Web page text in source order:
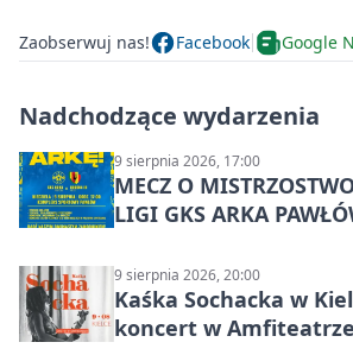
Zaobserwuj nas! Facebook Google
Nadchodzące wydarzenia
9 sierpnia 2026, 17:00
MECZ O
LIGI GKS ARKA
9 sierpnia 2026, 20:00
Kaśka Sochacka w
koncert w